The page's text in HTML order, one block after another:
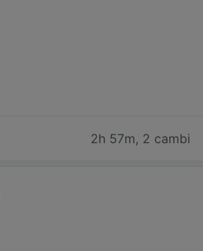
2h 57m, 2 cambi